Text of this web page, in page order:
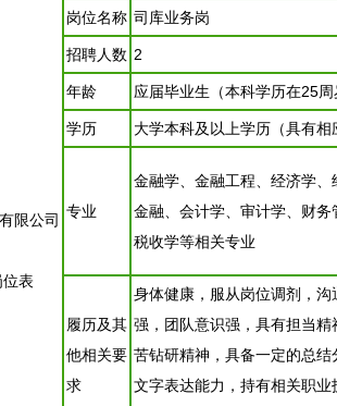
限公司
位表
岗位名称 司库业务岗
招聘人数 2
年龄 应届毕业生（本科学历在25
学历 大学本科及以上学历（具有
专业
金融学、金融工程、经济学、
金融、会计学、审计学、财务
税收学等相关专业
履历及其
他相关要
求
身体健康，服从岗位调剂，沟
强，团队意识强，具有担当精
苦钻研精神，具备一定的总结
文字表达能力，持有相关职业